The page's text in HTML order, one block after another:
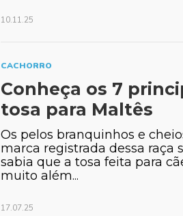
10.11.25
CACHORRO
Conheça os 7
tosa para Maltês
Os pelos branquinhos e
marca registrada dessa raça
sabia que a tosa feita para
muito além...
17.07.25